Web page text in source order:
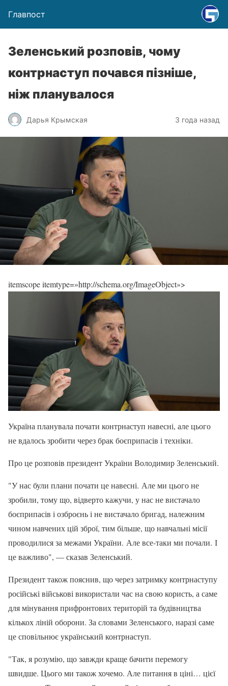
Главпост
Зеленський розповів, чому
контрнаступ почався пізніше,
ніж планувалося
Дарья Крымская 3 года назад
itemscope itemtype=»http://schema.org/ImageObject»>
Україна планувала почати контрнаступ навесні, але цього
не вдалось зробити через брак боєприпасів і техніки.
Про це розповів президент України Володимир Зеленський.
"У нас були плани почати це навесні. Але ми цього не
зробили, тому що, відверто кажучи, у нас не вистачало
боєприпасів і озброєнь і не вистачало бригад, належним
чином навчених цій зброї, тим більше, що навчальні місії
проводилися за межами України. Але все-таки ми почали. І
це важливо", — сказав Зеленський.
Президент також пояснив, що через затримку контрнаступу
російські військові використали час на свою користь, а саме
для мінування прифронтових територій та будівництва
кількох ліній оборони. За словами Зеленського, наразі саме
це сповільнює український контрнаступ.
"Так, я розумію, що завжди краще бачити перемогу
швидше. Цього ми також хочемо. Але питання в ціні… цієї